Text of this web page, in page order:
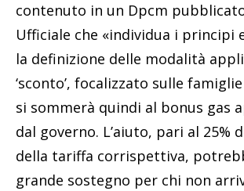
contenuto in un Dpcm
Ufficiale che «individua i principi
la definizione delle modalità
‘sconto’, focalizzato sulle
si sommerà quindi al bonus gas
dal governo. L’aiuto, pari al 25%
della tariffa corrispettiva,
grande sostegno per chi non